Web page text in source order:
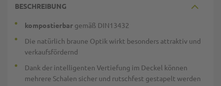
BESCHREIBUNG
kompostierbar gemäß DIN13432
Die natürlich braune Optik wirkt besonders attraktiv und
verkaufsfördernd
Dank der intelligenten Vertiefung im Deckel können
mehrere Schalen sicher und rutschfest gestapelt werden